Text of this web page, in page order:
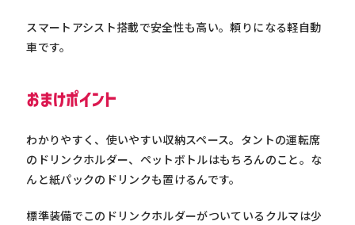
スマートアシスト搭載で安全性も高い。頼りになる軽自動
車です。
おまけポイント
わかりやすく、使いやすい収納スペース。タントの運転席
のドリンクホルダー、ペットボトルはもちろんのこと。な
んと紙パックのドリンクも置けるんです。
標準装備でこのドリンクホルダーがついているクルマは少